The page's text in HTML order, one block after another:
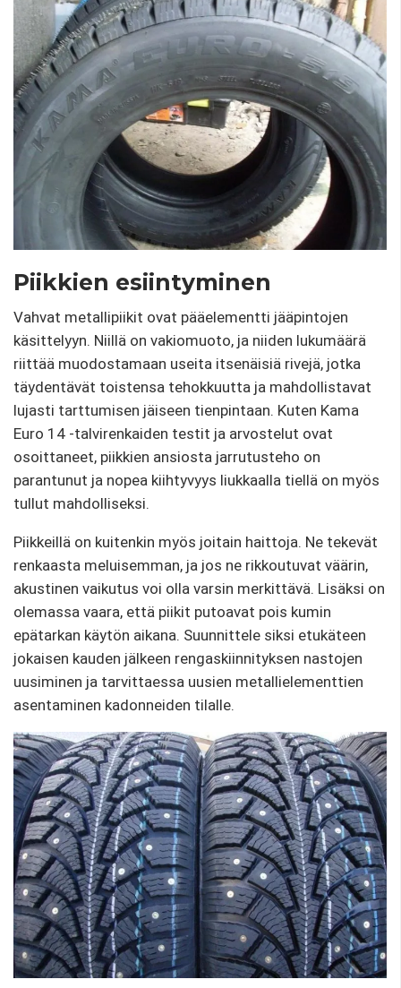
Piikkien esiintyminen
Vahvat metallipiikit ovat pääelementti jääpintojen
käsittelyyn. Niillä on vakiomuoto, ja niiden lukumäärä
riittää muodostamaan useita itsenäisiä rivejä, jotka
täydentävät toistensa tehokkuutta ja mahdollistavat
lujasti tarttumisen jäiseen tienpintaan. Kuten Kama
Euro 14 -talvirenkaiden testit ja arvostelut ovat
osoittaneet, piikkien ansiosta jarrutusteho on
parantunut ja nopea kiihtyvyys liukkaalla tiellä on myös
tullut mahdolliseksi.
Piikkeillä on kuitenkin myös joitain haittoja. Ne tekevät
renkaasta meluisemman, ja jos ne rikkoutuvat väärin,
akustinen vaikutus voi olla varsin merkittävä. Lisäksi on
olemassa vaara, että piikit putoavat pois kumin
epätarkan käytön aikana. Suunnittele siksi etukäteen
jokaisen kauden jälkeen rengaskiinnityksen nastojen
uusiminen ja tarvittaessa uusien metallielementtien
asentaminen kadonneiden tilalle.